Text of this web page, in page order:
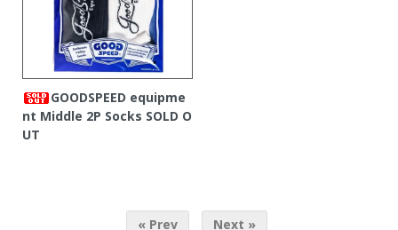
GOODSPEED equipme
nt Middle 2P Socks SOLD O
UT
« Prev Next »